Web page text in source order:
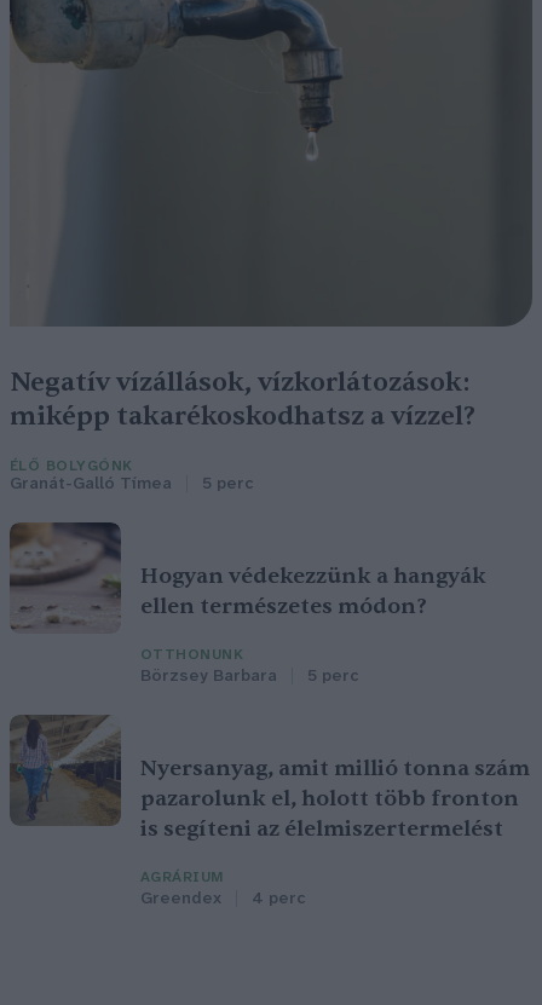
Negatív vízállások, vízkorlátozások:
miképp takarékoskodhatsz a vízzel?
ÉLŐ BOLYGÓNK
Granát-Galló Tímea 5 perc
Hogyan védekezzünk a hangyák
ellen természetes módon?
OTTHONUNK
Börzsey Barbara 5 perc
Nyersanyag, amit millió tonna szám
pazarolunk el, holott több fronton
is segíteni az élelmiszertermelést
AGRÁRIUM
Greendex 4 perc